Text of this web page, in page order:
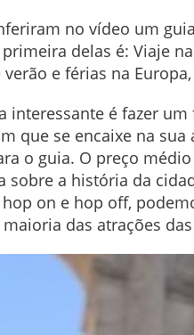
no vídeo um
delas é: Viaje
verão e férias na
interessante é fazer
que se encaixe na
o guia. O preço
sobre a história da
on e hop off,
maioria das atrações